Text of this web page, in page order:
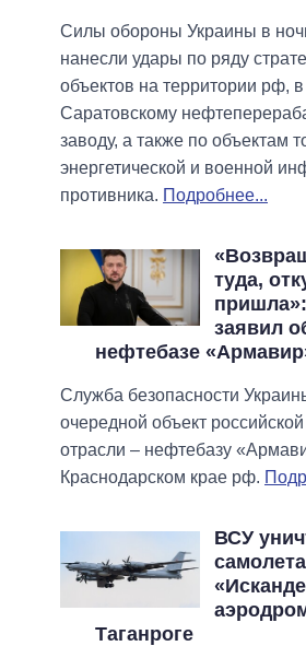
Силы обороны Украины в
нанесли удары по ряду
объектов на территории рф, в
Саратовскому
заводу, а также по объектам
энергетической и военной
противника. Подробнее...
туда,
заявил
нефтебазе
Служба безопасности
очередной объект
отрасли – нефтебазу
Краснодарском крае рф.
ВСУ
Таганроге